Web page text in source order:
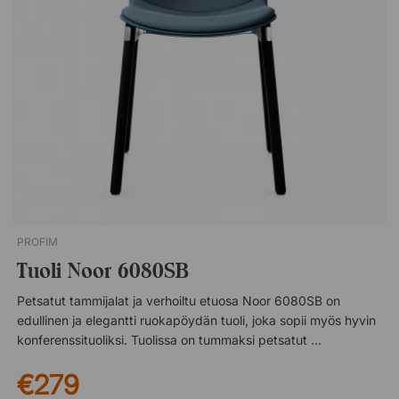
pulverimaalattua metallia. 280 cm:n pöytälevy on jaettu.
Neuvottelutuoli Ergo 285 Istuimen ja selkänojan tyylikäs,
korkealaatuinen verkkokangas. Säädettävä istuinkorkeus.
Kiinteät käsinojat. Polvituettu keinutoiminto – lukittavissa
pystyasentoon. Mustat 60 mm PU-pyörät.Päivitä
neuvotteluhuone valmiilla konferenssiryhmällä nykyaikaiseen
toimistoon. Täydellinen konferenssiryhmä sisältää Viggo-
pöydän ja Ergo 285 -tuolin. Täydellinen kokousryhmä kaikkiin
nykyaikaisiin toimistoihin! 6 tai 8 istumapaikkaa. Ergo 285
tarjoaa erinomaista istumismukavuutta pidempiin kokouksiin.
PROFIM
Tuoli Noor 6080SB
Petsatut tammijalat ja verhoiltu etuosa Noor 6080SB on
edullinen ja elegantti ruokapöydän tuoli, joka sopii myös hyvin
konferenssituoliksi. Tuolissa on tummaksi petsatut tammijalat,
verhoiltu istuin tarjoaa erittäin mukavan istumiskokemuksen
€279